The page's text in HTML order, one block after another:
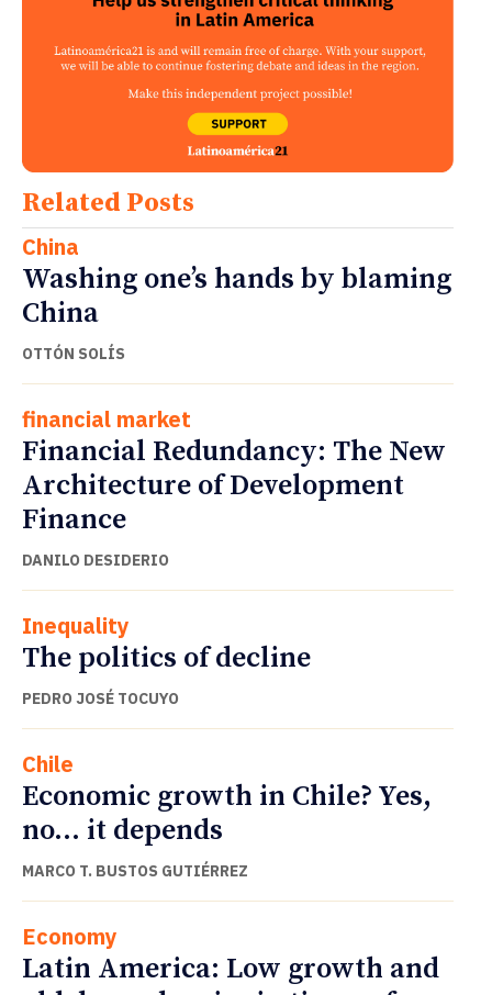
Related Posts
China
Washing one’s hands by blaming
China
OTTÓN SOLÍS
financial market
Financial Redundancy: The New
Architecture of Development
Finance
DANILO DESIDERIO
Inequality
The politics of decline
PEDRO JOSÉ TOCUYO
Chile
Economic growth in Chile? Yes,
no… it depends
MARCO T. BUSTOS GUTIÉRREZ
Economy
Latin America: Low growth and